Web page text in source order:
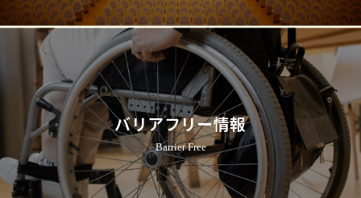
バリアフリー情報
Barrier Free